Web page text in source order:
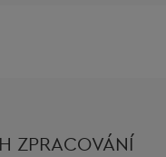
ZPRACOVÁNÍ